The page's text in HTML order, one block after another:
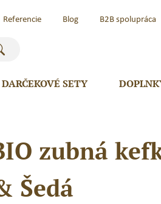
Referencie Blog B2B spolupráca
DARČEKOVÉ SETY
zubná
Šedá